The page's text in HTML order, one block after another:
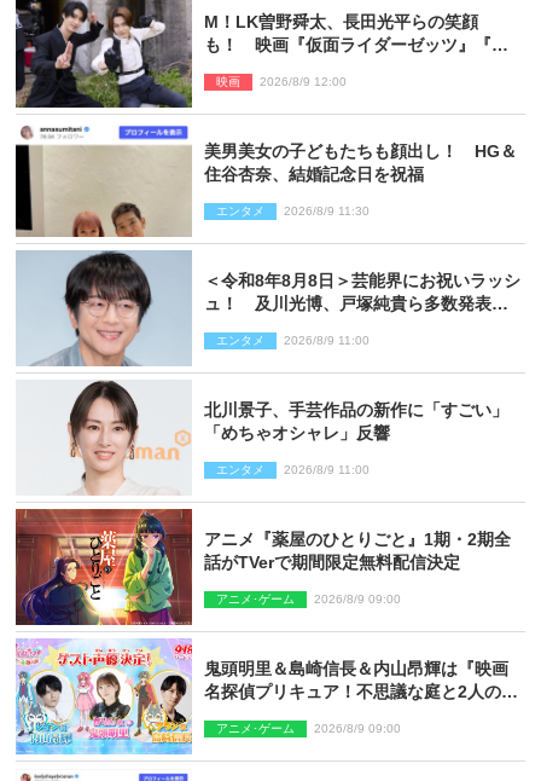
M！LK曽野舜太、長田光平らの笑顔
も！ 映画『仮面ライダーゼッツ』『超
ショット到着
映画 2026/8/9 12:00
美男美女の子どもたちも顔出し！ HG＆
住谷杏奈、結婚記念日を祝福
エンタメ 2026/8/9 11:30
＜令和8年8月8日＞芸能界にお祝いラッシ
ュ！ 及川光博、戸塚純貴ら多数発表結
エンタメ 2026/8/9 11:00
北川景子、手芸作品の新作に「すごい」
「めちゃオシャレ」反響
エンタメ 2026/8/9 11:00
アニメ『薬屋のひとりごと』1期・2期全
話がTVerで期間限定無料配信決定
アニメ･ゲーム 2026/8/9 09:00
鬼頭明里＆島崎信長＆内山昂輝は『映画
名探偵プリキュア！不思議な庭と2人の秘
アニメ･ゲーム 2026/8/9 09:00